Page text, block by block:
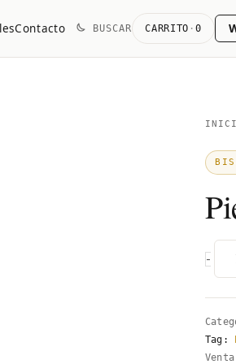
Contacto BUSCAR CARRITO · 0
-
Tag: